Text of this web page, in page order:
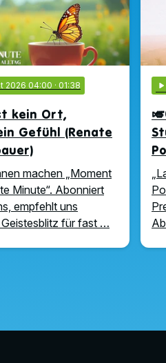
2026 04:00 · 01:38
kein Ort,
Gefühl (Renate
machen „Moment
Minute“. Abonniert
empfehlt uns
Geistesblitz für fast …
play_arrow